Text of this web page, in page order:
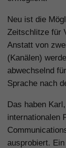
Neu ist die
Zeitschlitze für
Anstatt von
(Kanälen)
abwechselnd
Sprache nach
Das haben
internationalen
ausprobiert. Ein